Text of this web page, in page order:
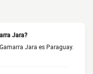
Jara?
Jara es Paraguay.